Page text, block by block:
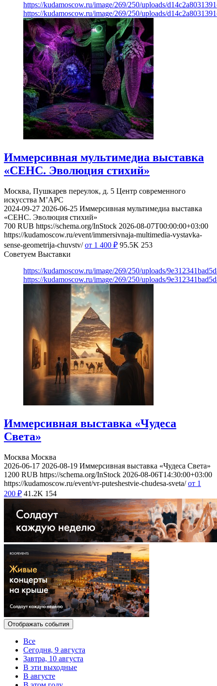
https://kudamoscow.ru/image/269/250/uploads/
https://kudamoscow.ru/image/269/250/uploads/
Иммерсивная мультимедиа выставка
«СЕНС. Эволюция стихий»
Москва, Пушкарев переулок, д. 5 Центр современного
искусства М’АРС
2024-09-27 2026-06-25 Иммерсивная мультимедиа выставка
«СЕНС. Эволюция стихий»
700 RUB https://schema.org/InStock 2026-08-07T00:00:00+03:00
https://kudamoscow.ru/event/immersivnaja-multimedia-vystavka-
sense-geometrija-chuvstv/ от 1 400 ₽ 95.5K 253
Советуем Выставки
https://kudamoscow.ru/image/269/250/uploads/
https://kudamoscow.ru/image/269/250/uploads/
Иммерсивная выставка «Чудеса
Света»
Москва Москва
2026-06-17 2026-08-19 Иммерсивная выставка «Чудеса Света»
1200 RUB https://schema.org/InStock 2026-08-06T14:30:00+03:00
https://kudamoscow.ru/event/vr-puteshestvie-chudesa-sveta/ от 1
200 ₽ 41.2K 154
Отображать события
Все
Сегодня, 9 августа
Завтра, 10 августа
В эти выходные
В августе